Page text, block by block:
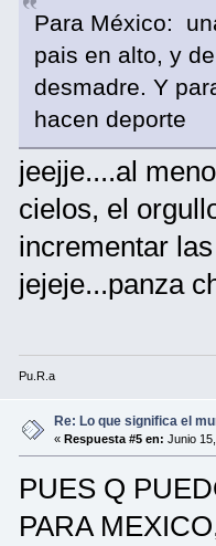
Para México:
pais en alto, y
desmadre. Y
hacen deporte
jeejje....al
cielos, el
incrementar
jejeje...panza
Pu.R.a
Re: Lo que significa el
« Respuesta #5 en: Junio
PUES Q
PARA